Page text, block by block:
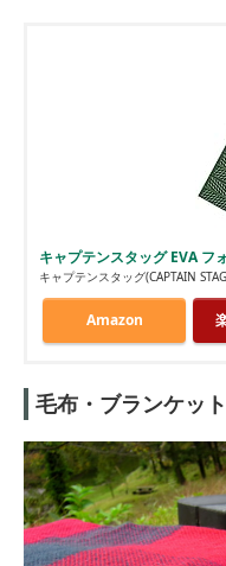
キャプテンスタッグ EVA
キャプテンスタッグ(CAPTAIN
Amazon
毛布・ブランケッ